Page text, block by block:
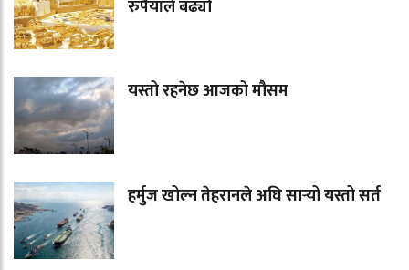
रुपैयाँले बढ्यो
यस्तो रहनेछ आजको मौसम
हर्मुज खोल्न तेहरानले अघि सार्‍यो यस्तो सर्त